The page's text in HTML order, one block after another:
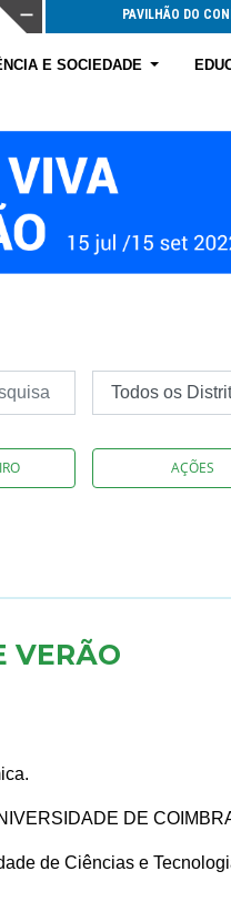
PAVILHÃO DO
E SOCIEDADE
AÇÕES
VERÃO
DE
de Ciências e